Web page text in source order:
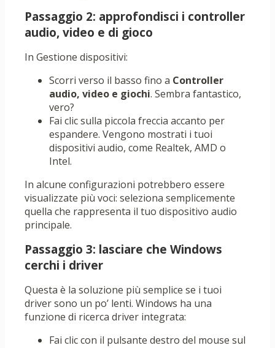
Passaggio 2: approfondisci i controller
audio, video e di gioco
In Gestione dispositivi:
Scorri verso il basso fino a Controller
audio, video e giochi. Sembra fantastico,
vero?
Fai clic sulla piccola freccia accanto per
espandere. Vengono mostrati i tuoi
dispositivi audio, come Realtek, AMD o
Intel.
In alcune configurazioni potrebbero essere
visualizzate più voci: seleziona semplicemente
quella che rappresenta il tuo dispositivo audio
principale.
Passaggio 3: lasciare che Windows
cerchi i driver
Questa è la soluzione più semplice se i tuoi
driver sono un po’ lenti. Windows ha una
funzione di ricerca driver integrata:
Fai clic con il pulsante destro del mouse sul